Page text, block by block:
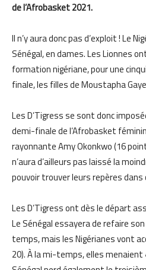
de l’Afrobasket 2021.
Il n’y aura donc pas d’exploit ! Le
Sénégal, en dames. LesLionnes
formation nigériane,pour une
finale, les filles de Moustapha
Les D’Tigress se sont donc
demi-finale del’Afrobasket
rayonnante Amy Okonkwo (16
n’aura d’ailleurs pas laissé la
pouvoir trouver leurs repères
Les D’Tigress ont dès le départ
Le Sénégal essayera de refaire
temps, mais les Nigérianes vont
20). À la mi-temps, elles menaient